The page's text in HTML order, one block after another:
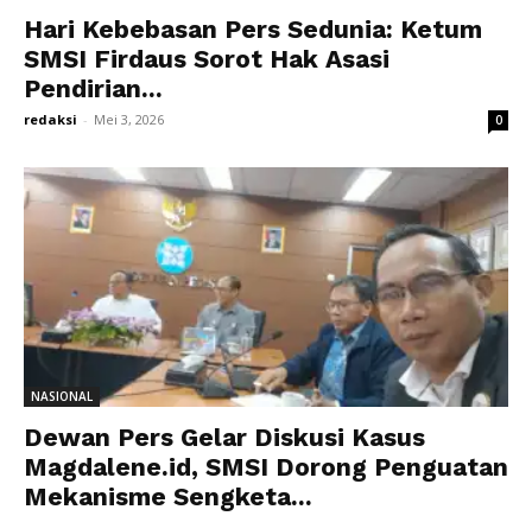
Hari Kebebasan Pers Sedunia: Ketum
SMSI Firdaus Sorot Hak Asasi
Pendirian...
redaksi - Mei 3, 2026 0
NASIONAL
Dewan Pers Gelar Diskusi Kasus
Magdalene.id, SMSI Dorong Penguatan
Mekanisme Sengketa...